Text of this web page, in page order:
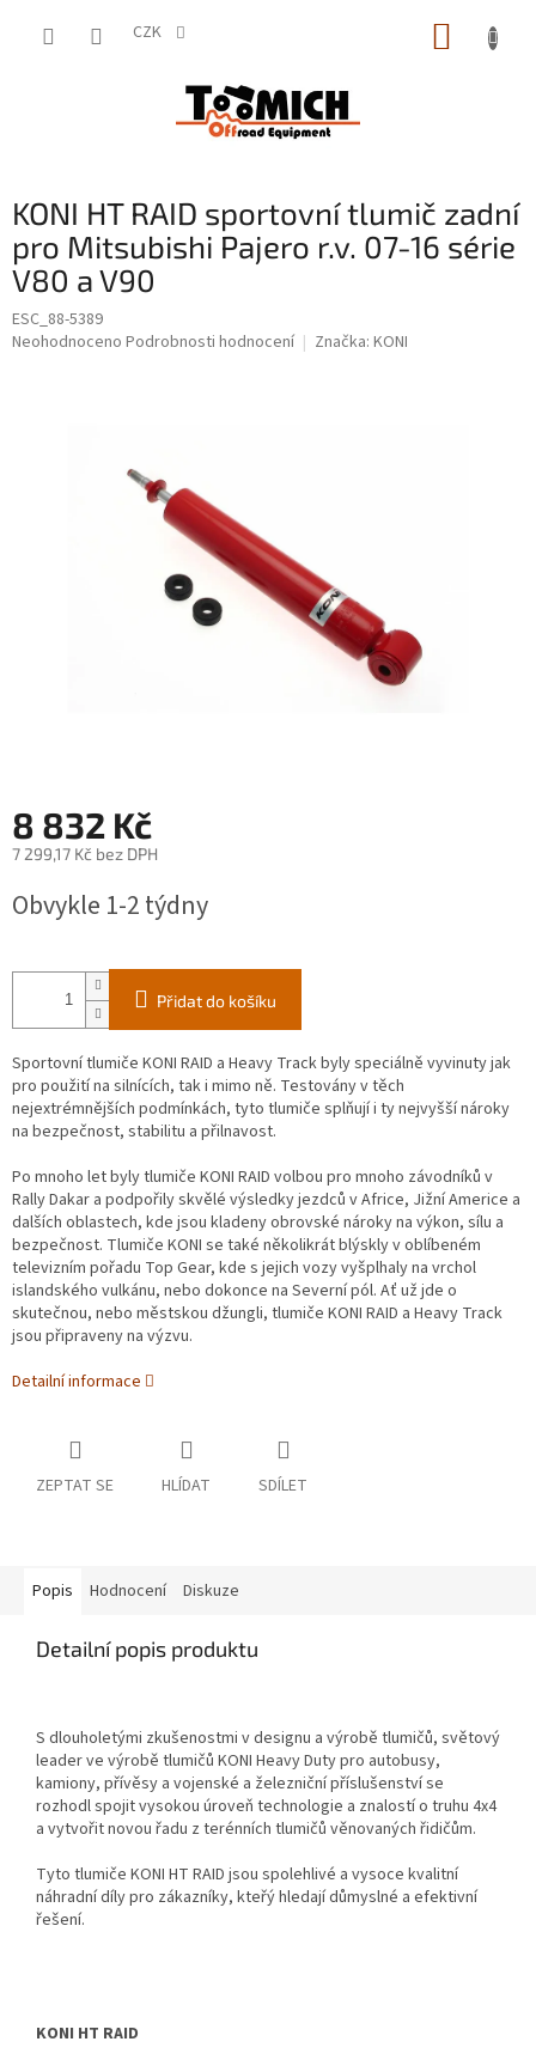
CZK
KONI HT RAID sportovní tlumič zadní
pro Mitsubishi Pajero r.v. 07-16 série
V80 a V90
ESC_88-5389
Průměrné
Neohodnoceno Podrobnosti hodnocení Značka: KONI
8 832 Kč
7 299,17 Kč bez DPH
cena:
Obvykle 1-2 týdny
Přidat do košíku
Sportovní tlumiče KONI RAID a Heavy Track byly speciálně vyvinuty jak
pro použití na silnících, tak i mimo ně. Testovány v těch
nejextrémnějších podmínkách, tyto tlumiče splňují i ty nejvyšší nároky
na bezpečnost, stabilitu a přilnavost.
Po mnoho let byly tlumiče KONI RAID volbou pro mnoho závodníků v
Rally Dakar a podpořily skvělé výsledky jezdců v Africe, Jižní Americe a
dalších oblastech, kde jsou kladeny obrovské nároky na výkon, sílu a
bezpečnost. Tlumiče KONI se také několikrát blýskly v oblíbeném
televizním pořadu Top Gear, kde s jejich vozy vyšplhaly na vrchol
islandského vulkánu, nebo dokonce na Severní pól. Ať už jde o
skutečnou, nebo městskou džungli, tlumiče KONI RAID a Heavy Track
jsou připraveny na výzvu.
Detailní informace
ZEPTAT SE HLÍDAT SDÍLET
Popis Hodnocení Diskuze
Detailní popis produktu
S dlouholetými zkušenostmi v designu a výrobě tlumičů, světový
leader ve výrobě tlumičů KONI Heavy Duty pro autobusy,
kamiony, přívěsy a vojenské a železniční příslušenství se
rozhodl spojit vysokou úroveň technologie a znalostí o truhu 4x4
a vytvořit novou řadu z terénních tlumičů věnovaných řidičům.
Tyto tlumiče KONI HT RAID jsou spolehlivé a vysoce kvalitní
náhradní díly pro zákazníky, kteřý hledají důmyslné a efektivní
řešení.
KONI HT RAID